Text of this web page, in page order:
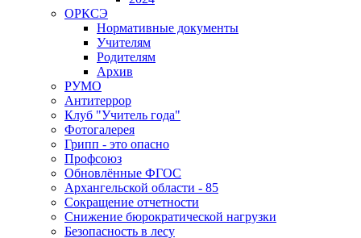
ОРКСЭ
Нормативные документы
Учителям
Родителям
Архив
РУМО
Антитеррор
Клуб "Учитель года"
Фотогалерея
Грипп - это опасно
Профсоюз
Обновлённые ФГОС
Архангельской области - 85
Сокращение отчетности
Снижение бюрократической нагрузки
Безопасность в лесу